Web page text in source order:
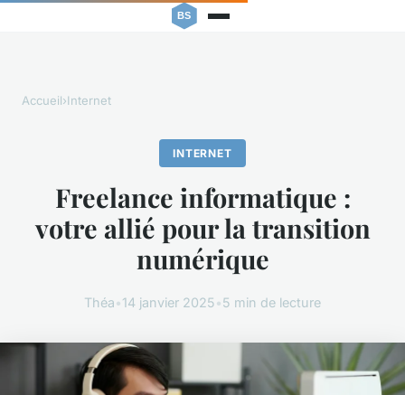
Accueil›Internet
INTERNET
Freelance informatique :
votre allié pour la transition
numérique
Théa•14 janvier 2025•5 min de lecture